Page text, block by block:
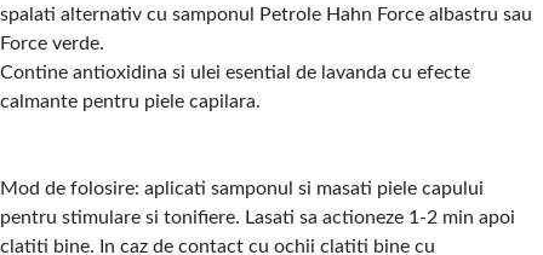
spalati alternativ cu samponul Petrole Hahn Force albastru sau
Force verde.
Contine antioxidina si ulei esential de lavanda cu efecte
calmante pentru piele capilara.
Mod de folosire: aplicati samponul si masati piele capului
pentru stimulare si tonifiere. Lasati sa actioneze 1-2 min apoi
clatiti bine. In caz de contact cu ochii clatiti bine cu